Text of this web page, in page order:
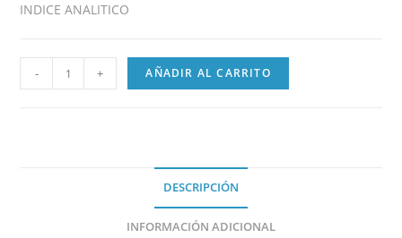
INDICE ANALITICO
- + AÑADIR AL CARRITO
DESCRIPCIÓN
INFORMACIÓN ADICIONAL